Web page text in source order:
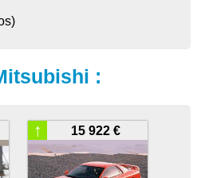
:
15 922 €
↑